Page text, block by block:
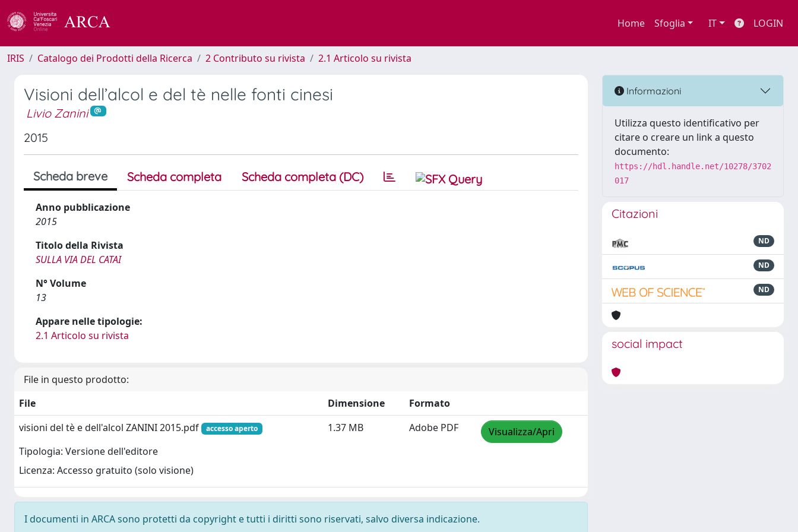
Home Sfoglia IT LOGIN
IRIS Catalogo dei Prodotti della Ricerca 2 Contributo su rivista 2.1 Articolo su rivista
Visioni dell’alcol e del tè nelle fonti cinesi
Livio Zanini
2015
Scheda breve Scheda completa Scheda completa (DC)
Anno pubblicazione
2015
Titolo della Rivista
SULLA VIA DEL CATAI
N° Volume
13
Appare nelle tipologie:
2.1 Articolo su rivista
File in questo prodotto:
File
Dimensione
Formato
visioni del tè e dell'alcol ZANINI 2015.pdf
accesso aperto
Tipologia: Versione dell'editore
Licenza: Accesso gratuito (solo visione)
1.37 MB Adobe PDF Visualizza/Apri
I documenti in ARCA sono protetti da copyright e tutti i diritti sono riservati, salvo diversa indicazione.
Informazioni
Utilizza questo identificativo per
citare o creare un link a questo
documento:
https://hdl.handle.net/10278/3702
017
Citazioni
ND
ND
ND
social impact